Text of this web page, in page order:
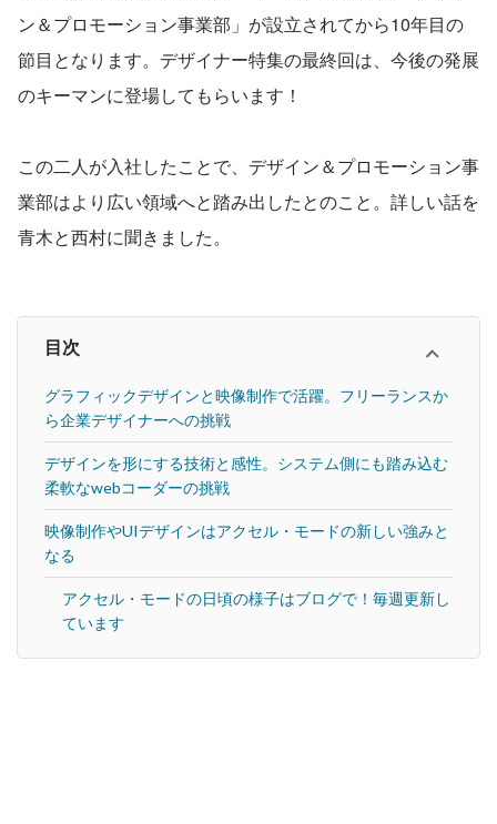
ン＆プロモーション事業部」が設立されてから10年目の
節目となります。デザイナー特集の最終回は、今後の発展
のキーマンに登場してもらいます！
この二人が入社したことで、デザイン＆プロモーション事
業部はより広い領域へと踏み出したとのこと。詳しい話を
青木と西村に聞きました。
目次
グラフィックデザインと映像制作で活躍。フリーランスか
ら企業デザイナーへの挑戦
デザインを形にする技術と感性。システム側にも踏み込む
柔軟なwebコーダーの挑戦
映像制作やUIデザインはアクセル・モードの新しい強みと
なる
アクセル・モードの日頃の様子はブログで！毎週更新し
ています